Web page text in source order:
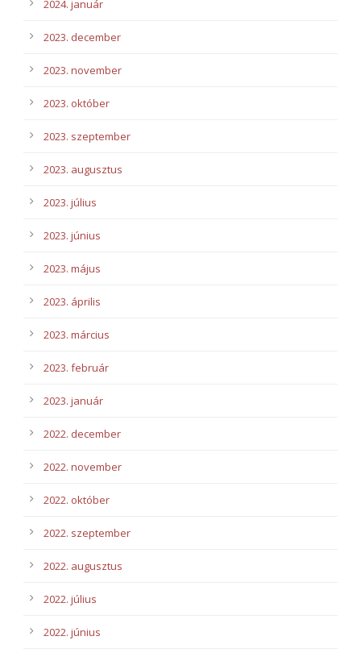
2024. január
2023. december
2023. november
2023. október
2023. szeptember
2023. augusztus
2023. július
2023. június
2023. május
2023. április
2023. március
2023. február
2023. január
2022. december
2022. november
2022. október
2022. szeptember
2022. augusztus
2022. július
2022. június